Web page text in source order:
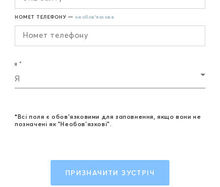
НОМЕТ ТЕЛЕФОНУ — необов'язкове
Я
Я
*Всі поля є обов'язковими для заповнення, якщо вони не
позначені як "Необов'язкові".
ПРИЗНАЧИТИ ЗУСТРІЧ